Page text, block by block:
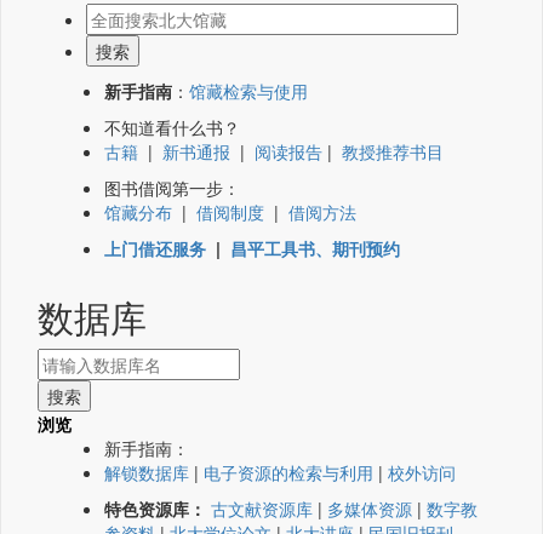
新手指南 ： 馆藏检索与使用
不知道看什么书？
古籍 | 新书通报 | 阅读报告 | 教授推荐书目
图书借阅第一步：
馆藏分布 | 借阅制度 | 借阅方法
上门借还服务 | 昌平工具书、期刊预约
数据库
浏览
新手指南：
解锁数据库 | 电子资源的检索与利用 | 校外访问
特色资源库： 古文献资源库 | 多媒体资源 | 数字教